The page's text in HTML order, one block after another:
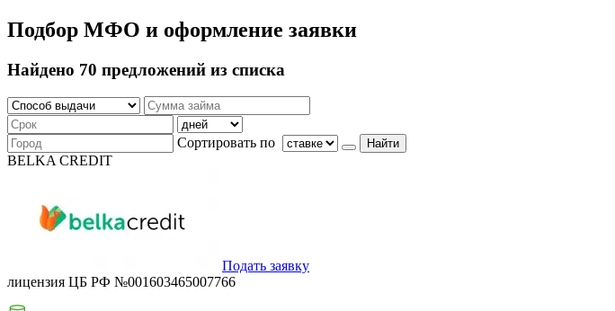
Подбор МФО и оформление заявки
Найдено 70 предложений из списка
Сортировать по Найти
BELKA CREDIT
Подать заявку
лицензия ЦБ РФ №001603465007766